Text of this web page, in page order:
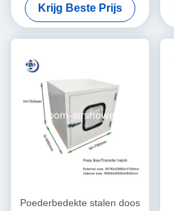
Krijg Beste Prijs
Poederbedekte stalen doos